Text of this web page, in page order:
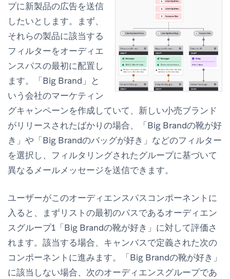
プに新製品の広告を送信
したいとします。まず、
それらの製品に該当する
フィルターをオーディエ
ンスパスの最初に配置し
ます。「Big Brand」と
いう会社のマーケティン
グキャンペーンを作成していて、新しい小売ブランド
がリリースされたばかりの場合、「Big Brandの靴が好
き」や「Big Brandのバッグが好き」などのフィルター
を選択し、フィルタリングされたグループに基づいて
異なるメールメッセージを送信できます。
ユーザーがこのオーディエンスパスコンポーネントに
入ると、まずリストの最初のパスであるオーディエン
スグループ1「Big Brandの靴が好き」に対して評価さ
れます。該当する場合、キャンバスで定義された次の
コンポーネントに進みます。「Big Brandの靴が好き」
に該当しない場合、次のオーディエンスグループであ